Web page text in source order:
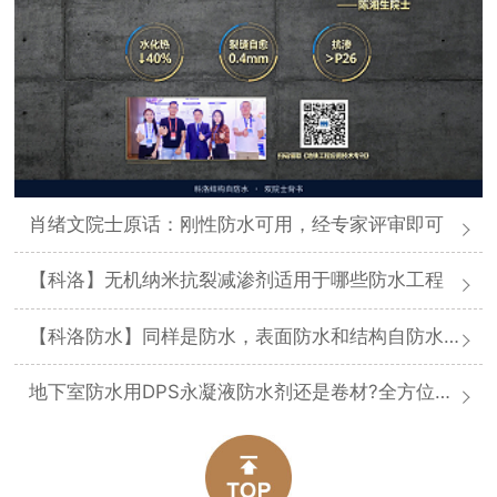
肖绪文院士原话：刚性防水可用，经专家评审即可
【科洛】无机纳米抗裂减渗剂适用于哪些防水工程
【科洛防水】同样是防水，表面防水和结构自防水差在哪
地下室防水用DPS永凝液防水剂还是卷材?全方位对比分析